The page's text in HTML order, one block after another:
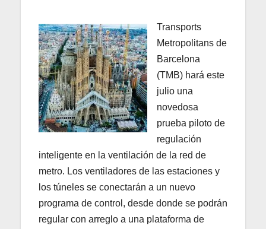
Transports
Metropolitans de
Barcelona
(TMB) hará este
julio una
novedosa
prueba piloto de
regulación
inteligente en la ventilación de la red de
metro. Los ventiladores de las estaciones y
los túneles se conectarán a un nuevo
programa de control, desde donde se podrán
regular con arreglo a una plataforma de